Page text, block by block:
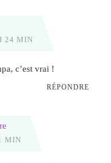
24 MIN
c’est vrai !
RÉPONDRE
MIN